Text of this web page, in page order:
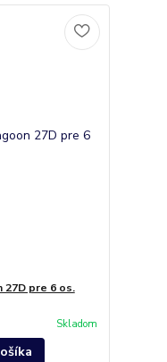
27D pre 6 os.
Skladom